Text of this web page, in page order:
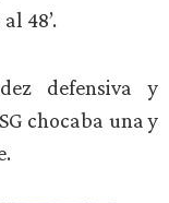
48’.
defensiva y
chocaba una y